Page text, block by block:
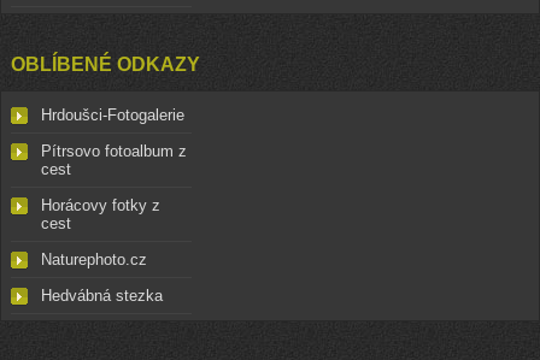
OBLÍBENÉ ODKAZY
Hrdoušci-Fotogalerie
Pítrsovo fotoalbum z
cest
Horácovy fotky z
cest
Naturephoto.cz
Hedvábná stezka